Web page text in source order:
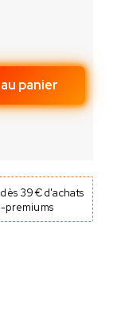
panier
39€ d'achats
premiums